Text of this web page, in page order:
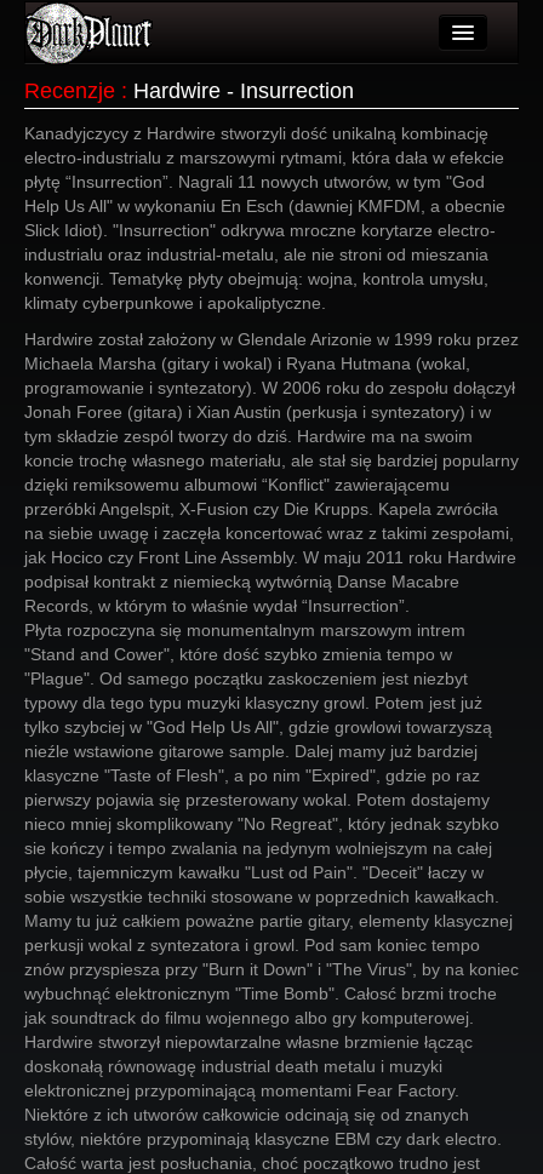
Wydarzenia
Galeria
Forum
Więcej
Login
Recenzje : Hardwire - Insurrection
Kanadyjczycy z Hardwire stworzyli dość unikalną kombinację
electro-industrialu z marszowymi rytmami, która dała w efekcie
płytę “Insurrection”. Nagrali 11 nowych utworów, w tym "God
Help Us All" w wykonaniu En Esch (dawniej KMFDM, a obecnie
Slick Idiot). "Insurrection" odkrywa mroczne korytarze electro-
industrialu oraz industrial-metalu, ale nie stroni od mieszania
konwencji. Tematykę płyty obejmują: wojna, kontrola umysłu,
klimaty cyberpunkowe i apokaliptyczne.
Hardwire został założony w Glendale Arizonie w 1999 roku przez
Michaela Marsha (gitary i wokal) i Ryana Hutmana (wokal,
programowanie i syntezatory). W 2006 roku do zespołu dołączył
Jonah Foree (gitara) i Xian Austin (perkusja i syntezatory) i w
tym składzie zespól tworzy do dziś. Hardwire ma na swoim
koncie trochę własnego materiału, ale stał się bardziej popularny
dzięki remiksowemu albumowi “Konflict" zawierającemu
przeróbki Angelspit, X-Fusion czy Die Krupps. Kapela zwróciła
na siebie uwagę i zaczęła koncertować wraz z takimi zespołami,
jak Hocico czy Front Line Assembly. W maju 2011 roku Hardwire
podpisał kontrakt z niemiecką wytwórnią Danse Macabre
Records, w którym to właśnie wydał “Insurrection”.
Płyta rozpoczyna się monumentalnym marszowym intrem
"Stand and Cower", które dość szybko zmienia tempo w
"Plague". Od samego początku zaskoczeniem jest niezbyt
typowy dla tego typu muzyki klasyczny growl. Potem jest już
tylko szybciej w "God Help Us All", gdzie growlowi towarzyszą
nieźle wstawione gitarowe sample. Dalej mamy już bardziej
klasyczne "Taste of Flesh", a po nim "Expired", gdzie po raz
pierwszy pojawia się przesterowany wokal. Potem dostajemy
nieco mniej skomplikowany "No Regreat", który jednak szybko
sie kończy i tempo zwalania na jedynym wolniejszym na całej
płycie, tajemniczym kawałku "Lust od Pain". "Deceit" łaczy w
sobie wszystkie techniki stosowane w poprzednich kawałkach.
Mamy tu już całkiem poważne partie gitary, elementy klasycznej
perkusji wokal z syntezatora i growl. Pod sam koniec tempo
znów przyspiesza przy "Burn it Down" i "The Virus", by na koniec
wybuchnąć elektronicznym "Time Bomb". Całosć brzmi troche
jak soundtrack do filmu wojennego albo gry komputerowej.
Hardwire stworzył niepowtarzalne własne brzmienie łącząc
doskonałą równowagę industrial death metalu i muzyki
elektronicznej przypominającą momentami Fear Factory.
Niektóre z ich utworów całkowicie odcinają się od znanych
stylów, niektóre przypominają klasyczne EBM czy dark electro.
Całość warta jest posłuchania, choć początkowo trudno jest